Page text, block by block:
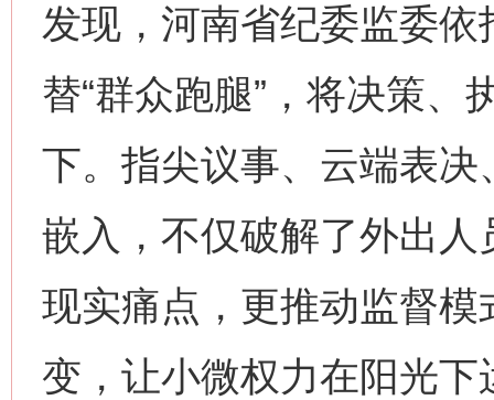
发现，河南省纪委监委依
替“群众跑腿”，将决策
下。指尖议事、云端表
嵌入，不仅破解了外出人
现实痛点，更推动监督模
变，让小微权力在阳光